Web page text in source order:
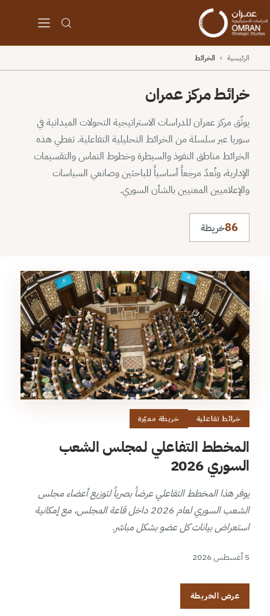
الرئيسية › الخرائط
خرائط مركز عمران
يوثّق مركز عمران للدراسات الاستراتيجية التحولات الميدانية في
سوريا عبر سلسلة من الخرائط التحليلية التفاعلية. تغطي هذه
الخرائط مناطق النفوذ والسيطرة وخطوط التماس والتقسيمات
الإدارية، وتُعدّ مرجعاً أساسياً للباحثين وصانعي السياسات
والإعلاميين المعنيين بالشأن السوري.
86خريطة
خرائط تفاعلية خريطة مميّزة
المخطط التفاعلي لمجلس الشعب
السوري 2026
يوفر هذا المخطط التفاعلي عرضاً بصرياً لتوزيع أعضاء مجلس
الشعب السوري لعام 2026 داخل قاعة المجلس، مع إمكانية
استعراض بيانات كل عضو بشكل مباشر.
5 أغسطس 2026
عرض الخريطة